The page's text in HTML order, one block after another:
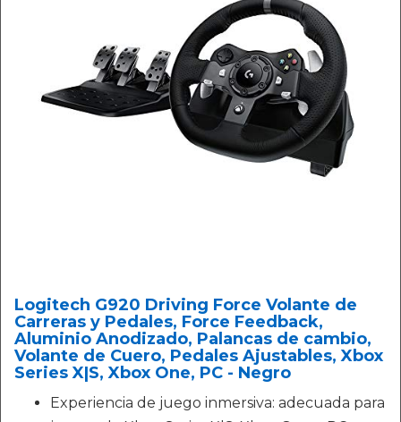
Logitech G920 Driving Force Volante de
Carreras y Pedales, Force Feedback,
Aluminio Anodizado, Palancas de cambio,
Volante de Cuero, Pedales Ajustables, Xbox
Series X|S, Xbox One, PC - Negro
Experiencia de juego inmersiva: adecuada para